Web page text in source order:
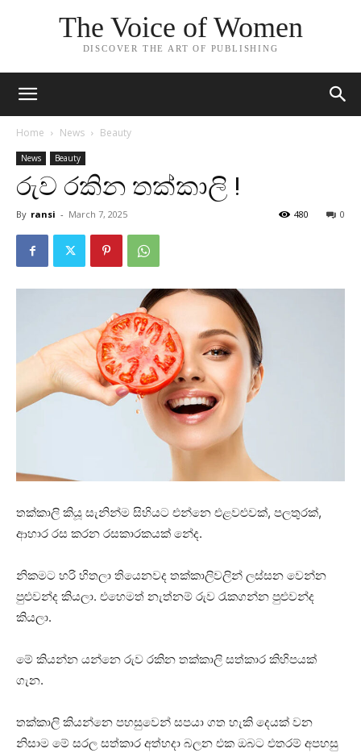
The Voice of Women
DISCOVER THE ART OF PUBLISHING
Home News Beauty
News Beauty
රුව රකින තක්කාලි !
By ransi - March 7, 2025 0
480
තක්කාලි කියූ සැනින්ම සිහියට එන්නෙ එළවළුවක්, පලතුරක්,
ආහාර රස කරන රසකාරකයක් නේද.
නිකමට හරි හිතලා තියෙනවද තක්කාලිවලින් ලස්සන වෙන්න
පුළුවන්ද කියලා. එහෙමත් නැත්නම් රුව රැකගන්න පුළුවන්ද
කියලා.
මේ කියන්න යන්නෙ රුව රකින තක්කාලි සත්කාර කිහිපයක්
ගැන.
තක්කාලි කියන්නෙ පහසුවෙන් සපයා ගත හැකි දෙයක් වන
නිසාම මේ සරල සත්කාර අත්හදා බලන එක ඔබට එතරම් අපහසු